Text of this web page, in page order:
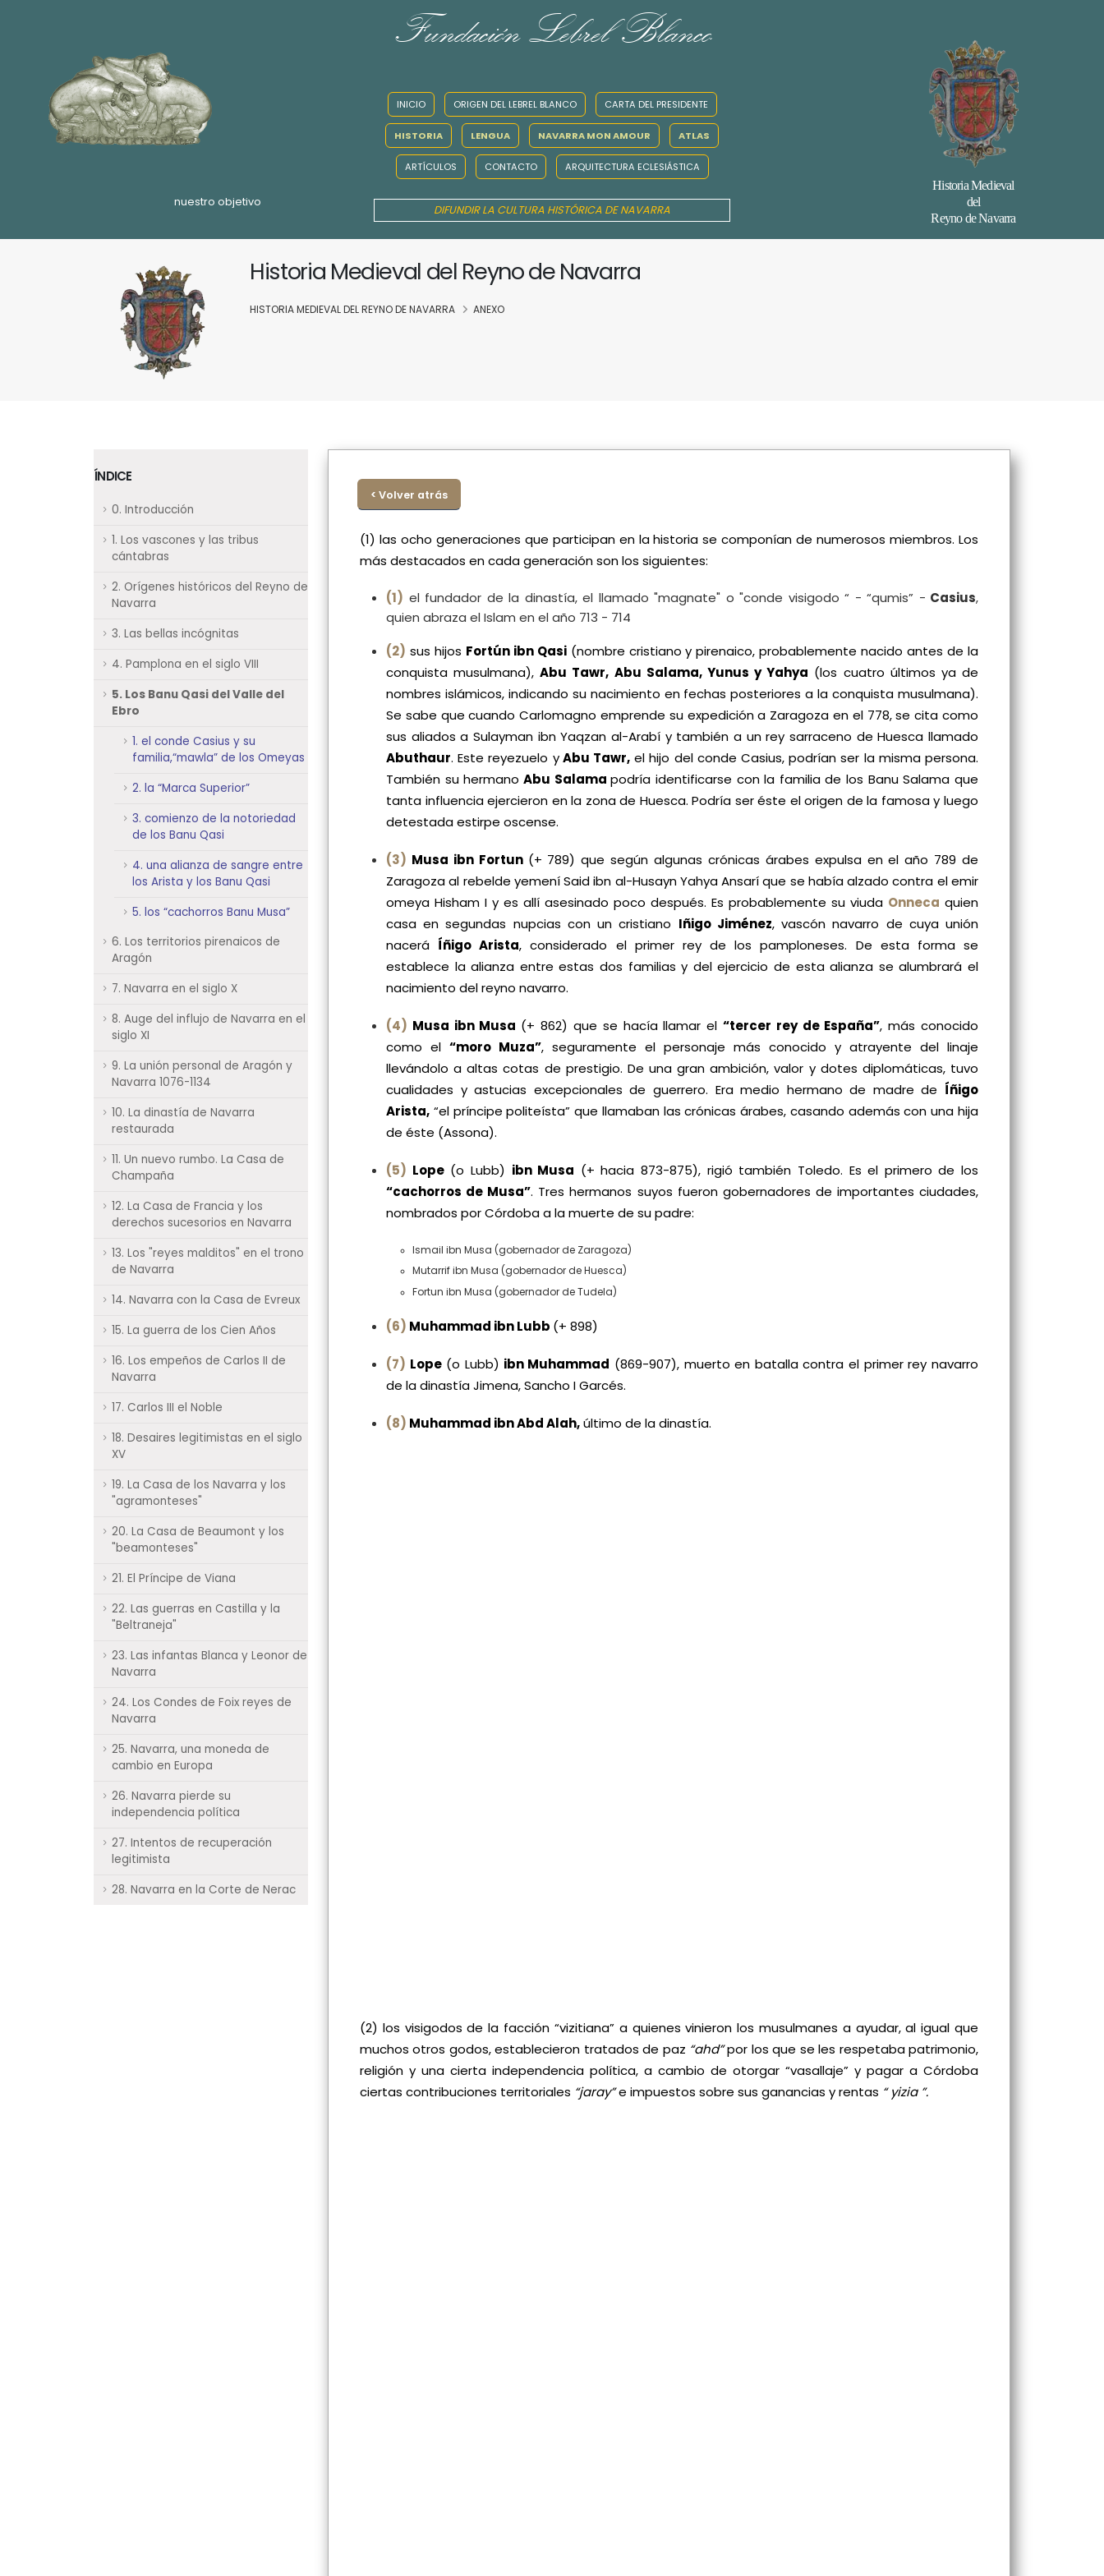
nuestro objetivo
Fundación Lebrel Blanco
INICIO ORIGEN DEL LEBREL BLANCO CARTA DEL PRESIDENTE
HISTORIA LENGUA NAVARRA MON AMOUR ATLAS
ARTÍCULOS CONTACTO ARQUITECTURA ECLESIÁSTICA
DIFUNDIR LA CULTURA HISTÓRICA DE NAVARRA
Historia Medieval
del
Reyno de Navarra
Historia Medieval del Reyno de Navarra
HISTORIA MEDIEVAL DEL REYNO DE NAVARRA ANEXO
ÍNDICE
0. Introducción
1. Los vascones y las tribus
cántabras
2. Orígenes históricos del Reyno de
Navarra
3. Las bellas incógnitas
4. Pamplona en el siglo VIII
5. Los Banu Qasi del Valle del
Ebro
1. el conde Casius y su
familia,“mawla” de los Omeyas
2. la “Marca Superior”
3. comienzo de la notoriedad
de los Banu Qasi
4. una alianza de sangre entre
los Arista y los Banu Qasi
5. los “cachorros Banu Musa”
6. Los territorios pirenaicos de
Aragón
7. Navarra en el siglo X
8. Auge del influjo de Navarra en el
siglo XI
9. La unión personal de Aragón y
Navarra 1076-1134
10. La dinastía de Navarra
restaurada
11. Un nuevo rumbo. La Casa de
Champaña
12. La Casa de Francia y los
derechos sucesorios en Navarra
13. Los "reyes malditos" en el trono
de Navarra
14. Navarra con la Casa de Evreux
15. La guerra de los Cien Años
16. Los empeños de Carlos II de
Navarra
17. Carlos III el Noble
18. Desaires legitimistas en el siglo
XV
19. La Casa de los Navarra y los
"agramonteses"
20. La Casa de Beaumont y los
"beamonteses"
21. El Príncipe de Viana
22. Las guerras en Castilla y la
"Beltraneja"
23. Las infantas Blanca y Leonor de
Navarra
24. Los Condes de Foix reyes de
Navarra
25. Navarra, una moneda de
cambio en Europa
26. Navarra pierde su
independencia política
27. Intentos de recuperación
legitimista
28. Navarra en la Corte de Nerac
< Volver atrás
(1) las ocho generaciones que participan en la historia se componían de numerosos miembros. Los
más destacados en cada generación son los siguientes:
(1) el fundador de la dinastía, el llamado "magnate" o "conde visigodo “ - “qumis” - Casius,
quien abraza el Islam en el año 713 - 714
(2) sus hijos Fortún ibn Qasi(nombre cristiano y pirenaico, probablemente nacido antes de la
conquista musulmana),Abu Tawr, Abu Salama, Yunus y Yahya (los cuatro últimos ya de
nombres islámicos, indicando su nacimiento en fechas posteriores a la conquista musulmana).
Se sabe que cuando Carlomagno emprende su expedición a Zaragoza en el 778, se cita como
sus aliados a Sulayman ibn Yaqzan al-Arabí y también a un rey sarraceno de Huesca llamado
Abuthaur. Este reyezuelo yAbu Tawr, el hijo del conde Casius, podrían ser la misma persona.
También su hermano Abu Salamapodría identificarse con la familia de los Banu Salama que
tanta influencia ejercieron en la zona de Huesca. Podría ser éste el origen de la famosa y luego
detestada estirpe oscense.
(3) Musa ibn Fortun (+ 789) que según algunas crónicas árabes expulsa en el año 789 de
Zaragoza al rebelde yemení Said ibn al-Husayn Yahya Ansarí que se había alzado contra el emir
omeya Hisham I y es allí asesinado poco después. Es probablemente su viuda Onneca quien
casa en segundas nupcias con un cristiano Iñigo Jiménez, vascón navarro de cuya unión
nacerá Íñigo Arista, considerado el primer rey de los pamploneses. De esta forma se
establece la alianza entre estas dos familias y del ejercicio de esta alianza se alumbrará el
nacimiento del reyno navarro.
(4) Musa ibn Musa (+ 862) que se hacía llamar el “tercer rey de España”, más conocido
como el “moro Muza”, seguramente el personaje más conocido y atrayente del linaje
llevándolo a altas cotas de prestigio. De una gran ambición, valor y dotes diplomáticas, tuvo
cualidades y astucias excepcionales de guerrero. Era medio hermano de madre de Íñigo
Arista, “el príncipe politeísta” que llamaban las crónicas árabes, casando además con una hija
de éste (Assona).
(5) Lope(o Lubb) ibn Musa (+ hacia 873-875), rigió también Toledo. Es el primero de los
“cachorros de Musa”. Tres hermanos suyos fueron gobernadores de importantes ciudades,
nombrados por Córdoba a la muerte de su padre:
Ismail ibn Musa (gobernador de Zaragoza)
Mutarrif ibn Musa (gobernador de Huesca)
Fortun ibn Musa (gobernador de Tudela)
(6) Muhammad ibn Lubb (+ 898)
(7) Lope(o Lubb) ibn Muhammad (869-907), muerto en batalla contra el primer rey navarro
de la dinastía Jimena, Sancho I Garcés.
(8) Muhammad ibn Abd Alah,último de la dinastía.
(2) los visigodos de la facción “vizitiana” a quienes vinieron los musulmanes a ayudar, al igual que
muchos otros godos, establecieron tratados de paz “ahd”por los que se les respetaba patrimonio,
religión y una cierta independencia política, a cambio de otorgar “vasallaje” y pagar a Córdoba
ciertas contribuciones territoriales “jaray”e impuestos sobre sus ganancias y rentas “ yizia ”.